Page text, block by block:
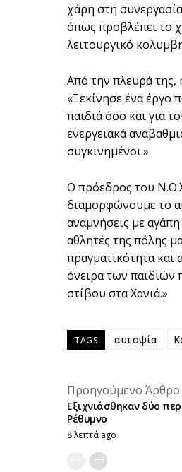
χάρη στη
όπως προβλέπει το
λειτουργικό
Από την πλευρά της,
«Ξεκίνησε ένα έργο
παιδιά όσο και για
ενεργειακά
συγκινημένοι.»
Ο πρόεδρος του
διαμορφώνουμε το
αναμνήσεις με
αθλητές της πόλης
πραγματικότητα και
όνειρα των παιδιών
στίβου στα Χανιά.»
TAGS αυτοψία
Προηγούμενο Άρθρο
Εξιχνιάσθηκαν δύο
Ρέθυμνο
8 λεπτά ago